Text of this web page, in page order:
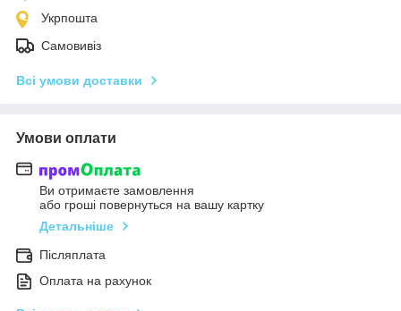
Укрпошта
Самовивіз
Всі умови доставки
Умови оплати
Ви отримаєте замовлення
або гроші повернуться на вашу картку
Детальніше
Післяплата
Оплата на рахунок